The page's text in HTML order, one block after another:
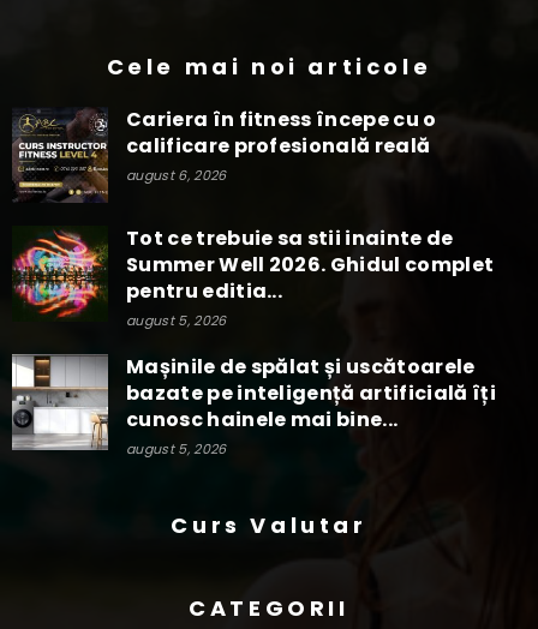
Cele mai noi articole
Cariera în fitness începe cu o
calificare profesională reală
august 6, 2026
Tot ce trebuie sa stii inainte de
Summer Well 2026. Ghidul complet
pentru editia...
august 5, 2026
Mașinile de spălat și uscătoarele
bazate pe inteligență artificială îți
cunosc hainele mai bine...
august 5, 2026
Curs Valutar
CATEGORII